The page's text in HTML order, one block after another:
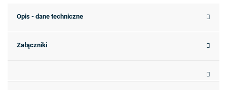
Opis - dane techniczne
Załączniki